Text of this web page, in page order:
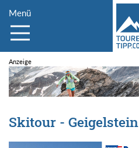
Menü
Skitour - Geigelstein